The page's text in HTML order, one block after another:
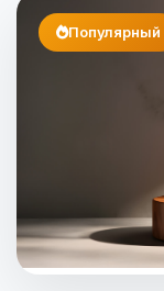
Популярный